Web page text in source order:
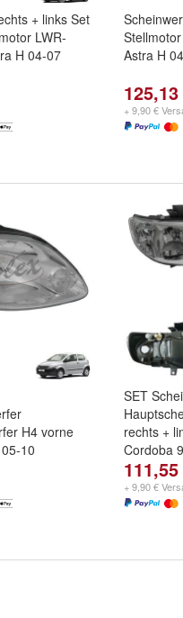
+ links Set
LWR-
H 04-07
Astra H
+ 9,90 €
H4 vorne
10
SET
rechts +
Cordoba
+ 9,90 €